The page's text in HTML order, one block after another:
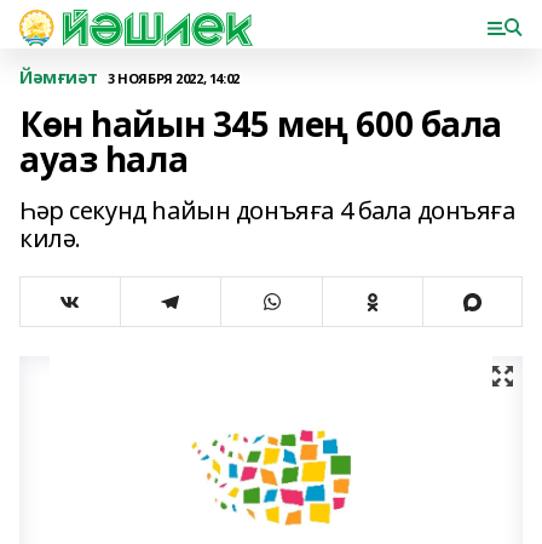
Йәмғиәт 3 НОЯБРЯ 2022, 14:02
Көн һайын 345 мең 600 бала
ауаз һала
Һәр секунд һайын донъяға 4 бала донъяға
килә.